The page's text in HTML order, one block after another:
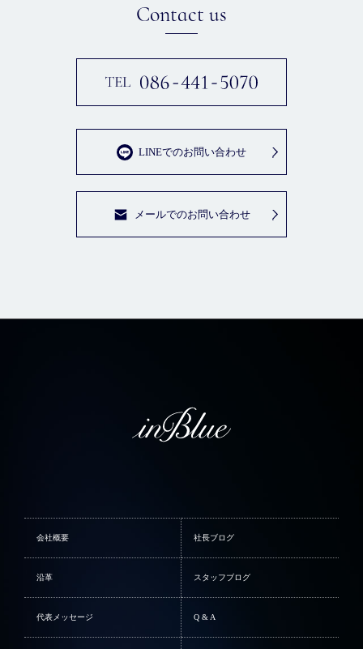
Contact us
LINEでのお問い合わせ
メールでのお問い合わせ
会社概要 社長ブログ
沿革 スタッフブログ
代表メッセージ Q & A